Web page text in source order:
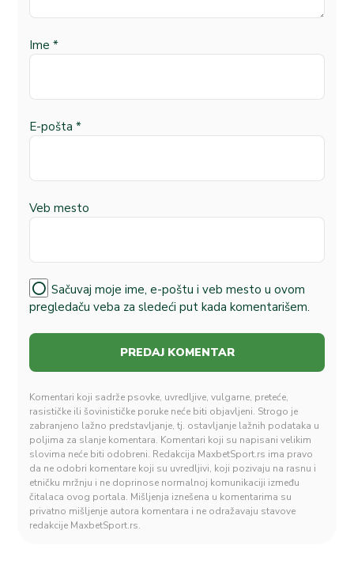
Ime *
E-pošta *
Veb mesto
Sačuvaj moje ime, e-poštu i veb mesto u ovom
pregledaču veba za sledeći put kada komentarišem.
Komentari koji sadrže psovke, uvredljive, vulgarne, preteće,
rasističke ili šovinističke poruke neće biti objavljeni. Strogo je
zabranjeno lažno predstavljanje, tj. ostavljanje lažnih podataka u
poljima za slanje komentara. Komentari koji su napisani velikim
slovima neće biti odobreni. Redakcija MaxbetSport.rs ima pravo
da ne odobri komentare koji su uvredljivi, koji pozivaju na rasnu i
etničku mržnju i ne doprinose normalnoj komunikaciji između
čitalaca ovog portala. Mišljenja iznešena u komentarima su
privatno mišljenje autora komentara i ne odražavaju stavove
redakcije MaxbetSport.rs.